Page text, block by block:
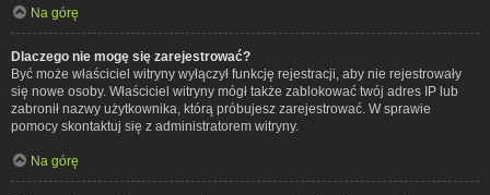
Na górę
Dlaczego nie mogę się zarejestrować?
Być może właściciel witryny wyłączył funkcję rejestracji, aby nie rejestrowały
się nowe osoby. Właściciel witryny mógł także zablokować twój adres IP lub
zabronił nazwy użytkownika, którą próbujesz zarejestrować. W sprawie
pomocy skontaktuj się z administratorem witryny.
Na górę